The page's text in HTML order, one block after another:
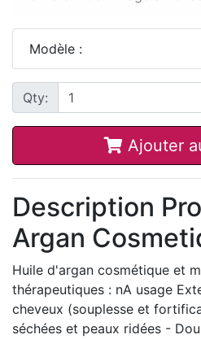
Modèle :
Qty:
Ajouter
Description
Argan
Huile d'argan cosmétique et
thérapeutiques : nA usage
cheveux (souplesse et
séchées et peaux ridées -